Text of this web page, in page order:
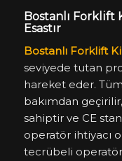
Bostanlı Forklift
Esastır
Bostanlı Forklift
seviyede tutan
hareket eder.
bakımdan
sahiptir ve CE
operatör ihtiyacı
tecrübeli operatör